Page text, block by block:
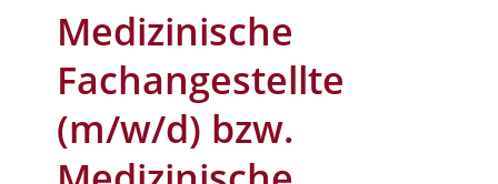
Medizinische
Fachangestellte
(m/w/d) bzw.